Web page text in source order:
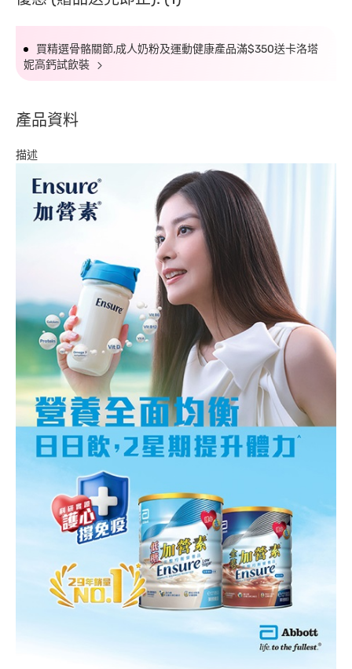
買精選骨骼關節,成人奶粉及運動健康產品滿$350送卡洛塔
妮高鈣試飲裝
產品資料
描述